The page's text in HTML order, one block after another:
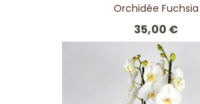
Orchidée Fuchsia
35,00 €